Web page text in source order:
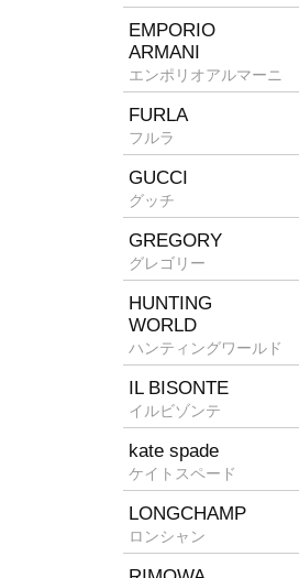
EMPORIO
ARMANI
エンポリオアルマーニ
FURLA
フルラ
GUCCI
グッチ
GREGORY
グレゴリー
HUNTING
WORLD
ハンティングワールド
IL BISONTE
イルビゾンテ
kate spade
ケイトスペード
LONGCHAMP
ロンシャン